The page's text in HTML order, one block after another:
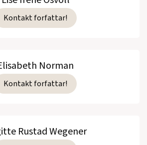
Kontakt forfattar!
Norman
Kontakt forfattar!
Rustad Wegener